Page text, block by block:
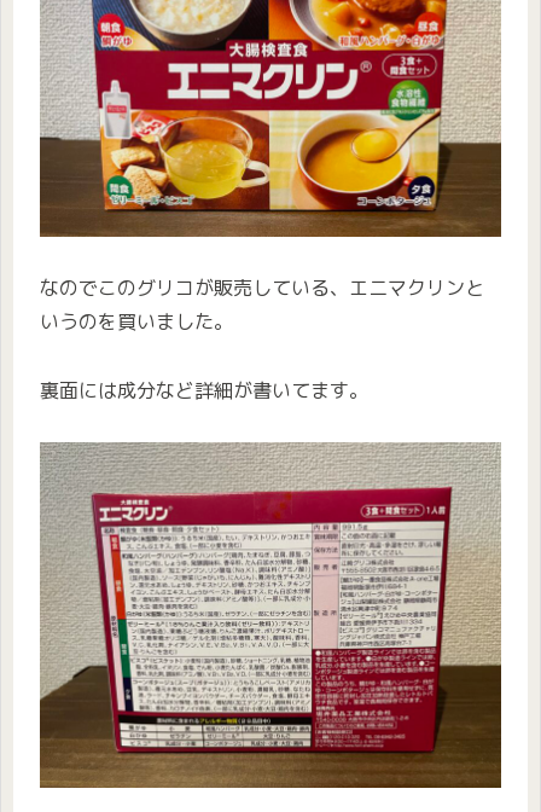
なのでこのグリコが販売している、エニマクリンと
いうのを買いました。
裏面には成分など詳細が書いてます。